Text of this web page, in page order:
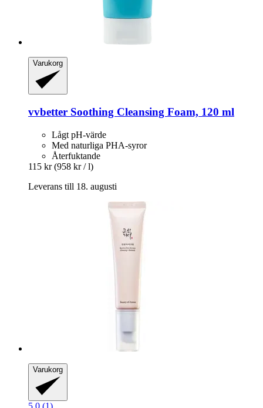
Varukorg
vvbetter Soothing Cleansing Foam, 120 ml
Lågt pH-värde
Med naturliga PHA-syror
Återfuktande
115 kr (958 kr / l)
Leverans till 18. augusti
Varukorg
5.0 (1)